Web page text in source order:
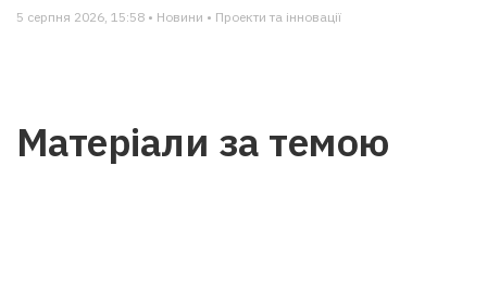
5 серпня 2026, 15:58 • Новини • Проекти та інновації
Матеріали за темою